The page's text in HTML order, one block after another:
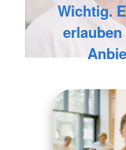
Wichtig.